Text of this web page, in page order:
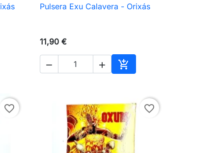
al carrito
 Vista rápida
Pulsera Exu Calavera - Orixás
11,90 €
  
Añadir al carrito
favorite_border favorite_border